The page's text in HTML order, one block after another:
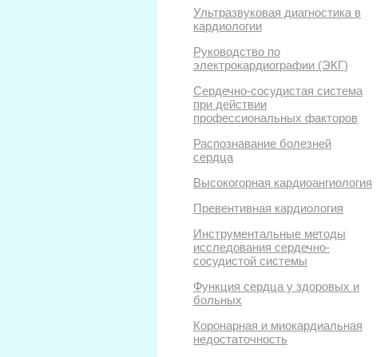
Ультразвуковая диагностика в
кардиологии
Руководство по
электрокардиографии (ЭКГ)
Сердечно-сосудистая система
при действии
профессиональных факторов
Распознавание болезней
сердца
Высокогорная кардиоангиология
Превентивная кардиология
Инструментальные методы
исследования сердечно-
сосудистой системы
Функция сердца у здоровых и
больных
Коронарная и миокардиальная
недостаточность